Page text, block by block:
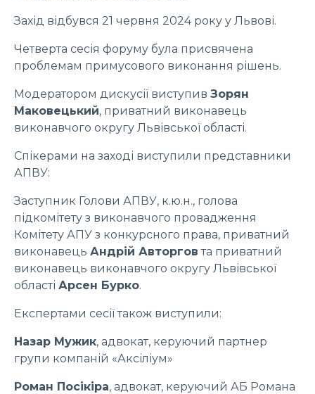
Захід відбувся 21 червня 2024 року у Львові.
Четверта сесія форуму була присвячена
проблемам примусового виконання рішень.
Модератором дискусії виступив Зорян
Маковецький, приватний виконавець
виконавчого округу Львівської області.
Спікерами на заході виступили представники
АПВУ:
Заступник Голови АПВУ, к.ю.н., голова
підкомітету з виконавчого провадження
Комітету АПУ з конкурсного права, приватний
виконавець Андрій Авторгов та приватний
виконавець виконавчого округу Львівської
області Арсен Бурко.
Експертами сесії також виступили:
Назар Мужик, адвокат, керуючий партнер
групи компаній «Аксіліум»
Роман Посікіра, адвокат, керуючий АБ Романа